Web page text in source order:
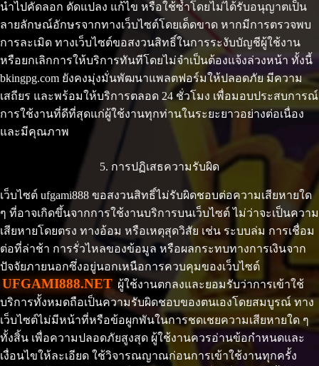
นำไปคัดลอก ดัดแปลง แก้ไข หรือใช้ซ้ำโดยไม่ได้รับอนุญาตเป็น
ลายลักษณ์อักษรจากทางเว็บไซต์โดยเด็ดขาด หากมีการตรวจพบ
การละเมิด ทางเว็บไซต์ขอสงวนสิทธิ์ในการระงับบัญชีผู้ใช้งาน
หรือยกเลิกการให้บริการทันทีโดยไม่จำเป็นต้องแจ้งล่วงหน้า ทั้งนี้
bkingpg.com ยังคงมุ่งมั่นพัฒนาแพลตฟอร์มให้ปลอดภัย มีความ
เสถียร และพร้อมให้บริการตลอด 24 ชั่วโมง เพื่อมอบประสบการณ์
การใช้งานที่ดีที่สุดแก่ผู้ใช้งานทุกท่านในระยะยาวอย่างต่อเนื่อง
และมีคุณภาพ
5. การปฏิเสธความรับผิด
เว็บไซต์ ufgami888 ขอสงวนสิทธิ์ไม่รับผิดชอบต่อความเสียหายใด
ๆ ที่อาจเกิดขึ้นจากการใช้งานบริการบนเว็บไซต์ ไม่ว่าจะเป็นความ
เสียหายโดยตรง ทางอ้อม หรือเหตุสุดวิสัย เช่น ระบบล่ม การเชื่อม
ต่อที่ล่าช้า การรั่วไหลของข้อมูล หรือผลกระทบทางการเงินจาก
ปัจจัยภายนอกซึ่งอยู่นอกเหนือการควบคุมของเว็บไซต์
UFGAMI888.NET ผู้ใช้งานตกลงและยอมรับว่าการเข้าใช้
บริการทั้งหมดถือเป็นความรับผิดชอบของตนเองโดยสมบูรณ์ ทาง
เว็บไซต์ไม่มีหน้าที่หรือข้อผูกพันในการชดเชยความเสียหายใด ๆ
ทั้งสิ้น เพื่อความปลอดภัยสูงสุด ผู้ใช้งานควรอ่านข้อกำหนดและ
เงื่อนไขให้ละเอียด ใช้วิจารณญาณก่อนการเข้าใช้งานทุกครั้ง